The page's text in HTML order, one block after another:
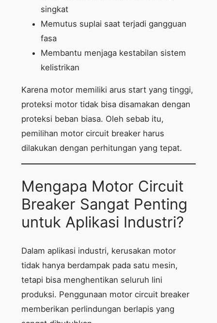
singkat
Memutus suplai saat terjadi gangguan
fasa
Membantu menjaga kestabilan sistem
kelistrikan
Karena motor memiliki arus start yang tinggi,
proteksi motor tidak bisa disamakan dengan
proteksi beban biasa. Oleh sebab itu,
pemilihan motor circuit breaker harus
dilakukan dengan perhitungan yang tepat.
Mengapa Motor Circuit
Breaker Sangat Penting
untuk Aplikasi Industri?
Dalam aplikasi industri, kerusakan motor
tidak hanya berdampak pada satu mesin,
tetapi bisa menghentikan seluruh lini
produksi. Penggunaan motor circuit breaker
memberikan perlindungan berlapis yang